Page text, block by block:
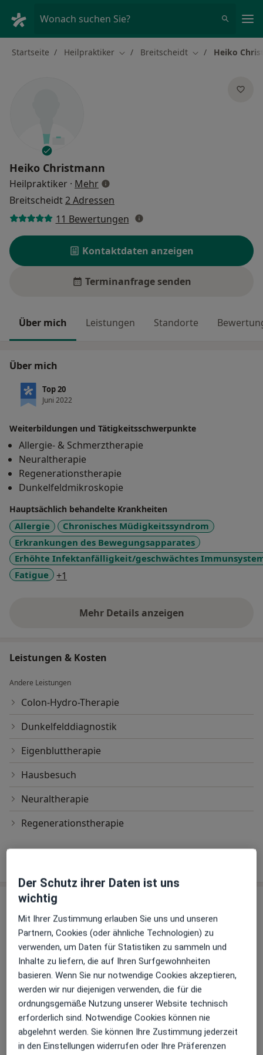
Wonach suchen Sie?
Startseite Heilpraktiker Stadt ändern
Breitscheidt Stadt ändern
Heiko
Heiko Christmann
Heilpraktiker · Mehrüber Spezialisierungen
Breitscheidt2 Adressen
11 Bewertungen
Kontaktdaten anzeigen
Terminanfrage senden
Über mich Leistungen Standorte
Über mich
Top 20
Juni 2022
Weiterbildungen und Tätigkeitsschwerpunkte
Allergie- & Schmerztherapie
Neuraltherapie
Regenerationstherapie
Dunkelfeldmikroskopie
Hauptsächlich behandelte Krankheiten
Allergie
Chronisches Müdigkeitssyndrom
Erkrankungen des Bewegungsapparates
Erhöhte Infektanfälligkeit/geschwächtes
Fatigue
+1
Mehr Details anzeigen
über Erfahrungen
Leistungen & Kosten
Andere Leistungen
Colon-Hydro-Therapie
Dunkelfelddiagnostik
Eigenbluttherapie
Hausbesuch
Neuraltherapie
Regenerationstherapie
Praxen (2)
Adresse 1 Adresse 2
Praxis Heiko Christmann Heilpraktiker
Parkstr. 3,57539Breitscheidt
Zu Google Mapsöffnet in einer neuen
Der Schutz ihrer Daten ist uns
wichtig
Mit Ihrer Zustimmung erlauben Sie uns und unseren
Partnern, Cookies (oder ähnliche Technologien) zu
verwenden, um Daten für Statistiken zu sammeln und
Inhalte zu liefern, die auf Ihren Surfgewohnheiten
basieren. Wenn Sie nur notwendige Cookies akzeptieren,
werden wir nur diejenigen verwenden, die für die
ordnungsgemäße Nutzung unserer Website technisch
erforderlich sind. Notwendige Cookies können nie
abgelehnt werden. Sie können Ihre Zustimmung jederzeit
in den Einstellungen widerrufen oder Ihre Präferenzen